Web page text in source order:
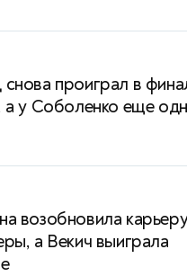
проиграл в
а у Соболенко еще
возобновила
а Векич выиграла